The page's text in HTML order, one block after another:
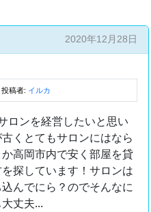
2020年12月28日
投稿者: イルカ
ロンを経営したいと思い
くとてもサロンにはなら
高岡市内で安く部屋を貸
探しています！サロンは
んでにら？のでそんなに
丈夫...